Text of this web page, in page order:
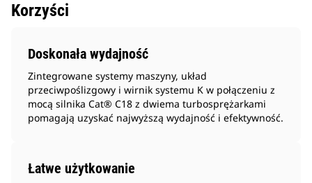
Korzyści
Doskonała wydajność
Zintegrowane systemy maszyny, układ
przeciwpoślizgowy i wirnik systemu K w połączeniu z
mocą silnika Cat® C18 z dwiema turbosprężarkami
pomagają uzyskać najwyższą wydajność i efektywność.
Łatwe użytkowanie